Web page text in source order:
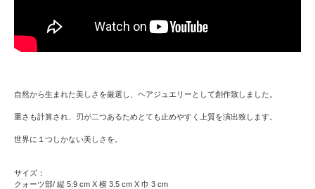
自然から生まれた美しさを厳選し、ヘアジュエリーとして創作致しました。
重さも計算され、刃が二つあるためとても止めやすく上質を演出致します。
世界に１つしかない美しさを。
サイズ：
クォーツ部/ 縦 5.9 cm X 横 3.5 cm X 巾 3 cm